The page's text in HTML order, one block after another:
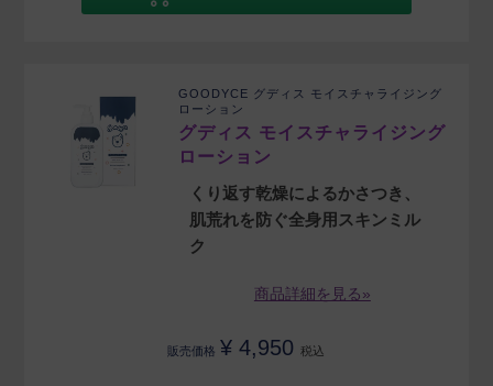
GOODYCE グディス モイスチャライジング
ローション
グディス モイスチャライジング
ローション
くり返す乾燥によるかさつき、
肌荒れを防ぐ全身用スキンミル
ク
商品詳細を見る»
販売価格 ¥ 4,950 税込